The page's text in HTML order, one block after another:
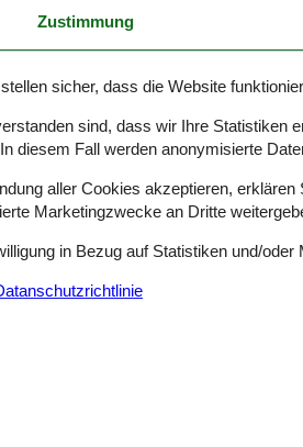
in Doppelbetten.
es 4 Keramik-Kochfelder, Umluftofen,
in 1 Badezimmer.
Mindestens 4 dänische
Verfügung.
Jahre sind. Rauchen ist nicht
Zustimmung
sicher, dass die Website
sind, dass wir Ihre Statistiken
diesem Fall werden anonymisierte
aller Cookies akzeptieren,
Marketingzwecke an Dritte
in Bezug auf Statistiken und/